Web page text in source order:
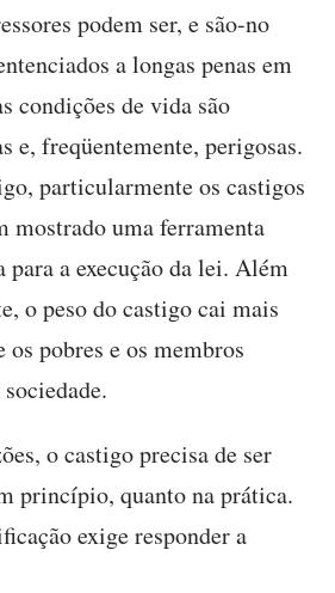
podem ser, e são-no
a longas penas em
condições de vida são
e, freqüentemente, perigosas.
particularmente os castigos
mostrado uma ferramenta
a execução da lei. Além
o peso do castigo cai mais
os pobres e os membros
o castigo precisa de ser
princípio, quanto na prática.
exige responder a